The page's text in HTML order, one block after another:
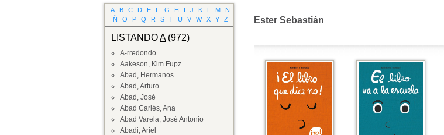
A B C D E F G H I J K L M
N
Ñ
O P Q R S T U V W X Y Z
LISTANDOA(972)
A-rredondo
Aakeson, Kim Fupz
Abad, Hermanos
Abad, Arturo
Abad, José
Abad Carlés, Ana
Abad Varela, José Antonio
Abadi, Ariel
Ester Sebastián